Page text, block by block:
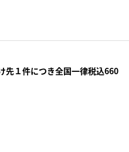
先１件につき全国一律税込660